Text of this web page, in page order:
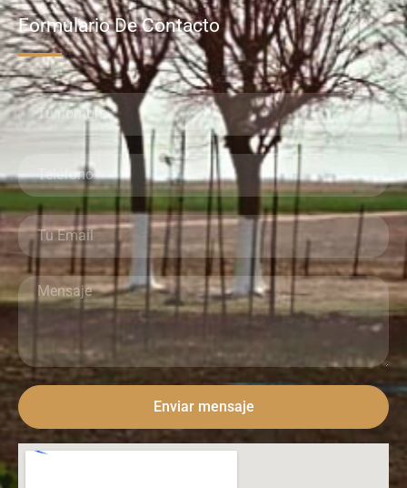
Formulario De Contacto
Enviar mensaje